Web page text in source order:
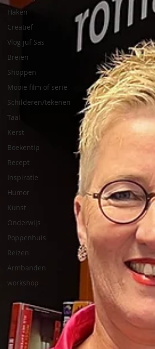
Haken
Creatief
Vlog juf Sas
Breien
Shoppen
Mooie film of serie
Schilderen/tekenen
Taal
Kerst
Boekentip
Recept
Inspiratie
Humor
Kunst
Onderwijs
Poppenhuis
Reizen
Armbanden
workshop